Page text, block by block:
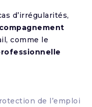
d’irrégularités,
comme le
de l’emploi